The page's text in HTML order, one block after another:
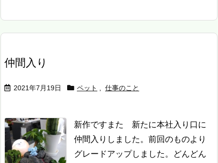
仲間入り
2021年7月19日 ペット 仕事のこと
新作です また 新たに本社入り口に
仲間入りしました。前回のものより
グレードアップしました。どんどん